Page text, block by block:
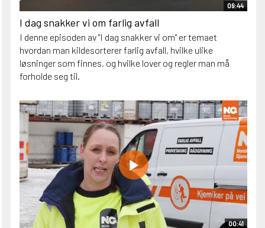
09:44
I dag snakker vi om farlig avfall
I denne episoden av "I dag snakker vi om" er temaet
hvordan man kildesorterer farlig avfall, hvilke ulike
løsninger som finnes, og hvilke lover og regler man må
forholde seg til.
00:41